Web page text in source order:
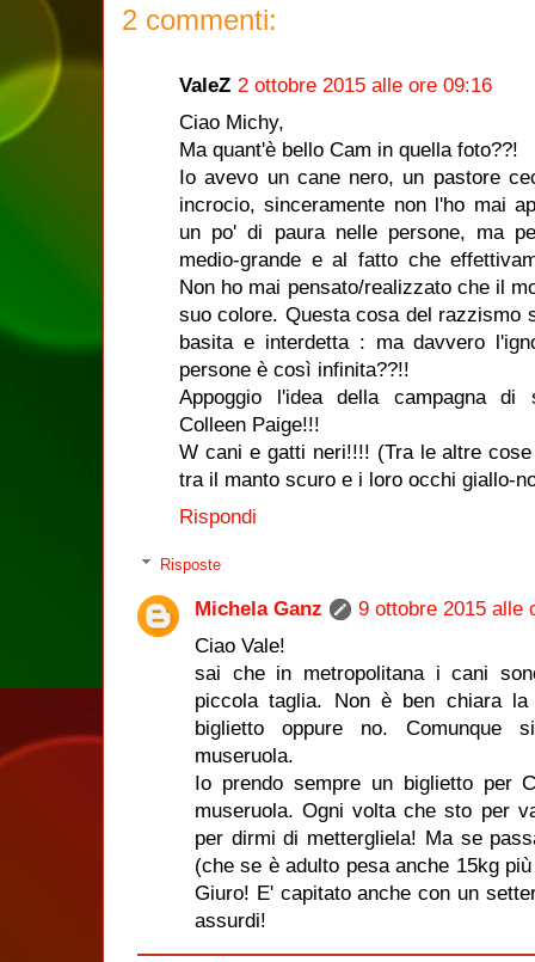
2 commenti:
ValeZ 2 ottobre 2015 alle ore 09:16
Ciao Michy,
Ma quant'è bello Cam in quella foto??!
Io avevo un cane nero, un pastore
incrocio, sinceramente non l'ho mai
un po' di paura nelle persone, ma
medio-grande e al fatto che
Non ho mai pensato/realizzato che il
suo colore. Questa cosa del razzismo
basita e interdetta : ma davvero
persone è così infinita??!!
Appoggio l'idea della campagna di
Colleen Paige!!!
W cani e gatti neri!!!! (Tra le altre
tra il manto scuro e i loro occhi giallo-
Rispondi
Risposte
Michela Ganz
9 ottobre 2015 alle
Ciao Vale!
sai che in metropolitana i cani
piccola taglia. Non è ben chiara
biglietto oppure no. Comunque
museruola.
Io prendo sempre un biglietto per
museruola. Ogni volta che sto per
per dirmi di mettergliela! Ma se
(che se è adulto pesa anche 15kg
Giuro! E' capitato anche con un
assurdi!